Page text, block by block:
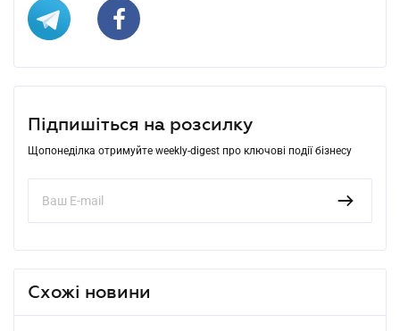
Підпишіться на розсилку
Щопонеділка отримуйте weekly-digest про ключові події бізнесу
Схожі новини